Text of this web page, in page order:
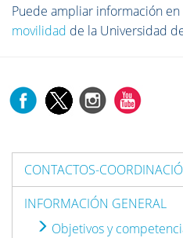
Puede ampliar información en
movilidad de la Universidad
CONTACTOS-
INFORMACIÓN GENERAL
Objetivos y